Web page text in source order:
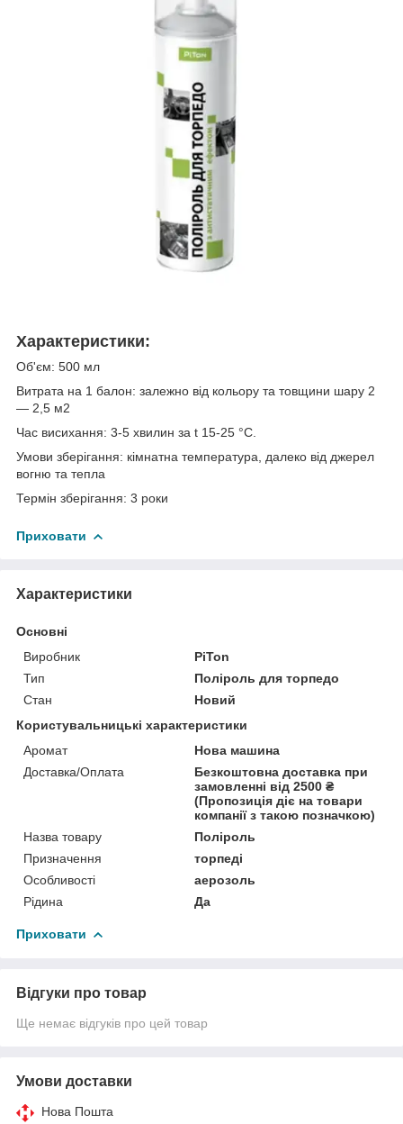
Характеристики:
Об'єм: 500 мл
Витрата на 1 балон: залежно від кольору та товщини шару 2
— 2,5 м2
Час висихання: 3-5 хвилин за t 15-25 °C.
Умови зберігання: кімнатна температура, далеко від джерел
вогню та тепла
Термін зберігання: 3 роки
Приховати
Характеристики
Основні
Виробник
PiTon
Тип
Поліроль для торпедо
Стан
Новий
Користувальницькі характеристики
Аромат
Нова машина
Доставка/Оплата
Безкоштовна доставка при
замовленні від 2500 ₴
(Пропозиція діє на товари
компанії з такою позначкою)
Назва товару
Поліроль
Призначення
торпеді
Особливості
аерозоль
Рідина
Да
Приховати
Відгуки про товар
Ще немає відгуків про цей товар
Умови доставки
Нова Пошта